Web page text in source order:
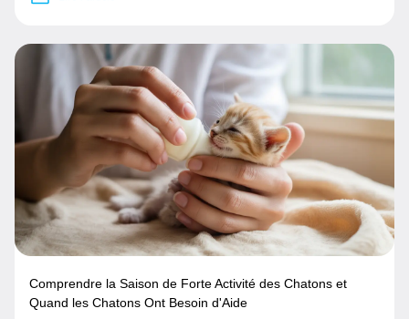
Comprendre la Saison de Forte Activité des Chatons et
Quand les Chatons Ont Besoin d'Aide